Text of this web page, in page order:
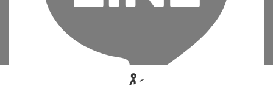
สอน ทำ เว็บ ไซ ด์